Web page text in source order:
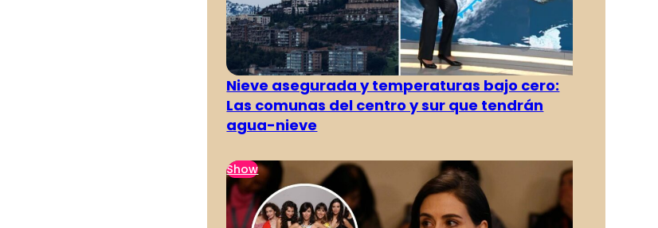
Nieve asegurada y temperaturas bajo cero:
Las comunas del centro y sur que tendrán
agua-nieve
Show